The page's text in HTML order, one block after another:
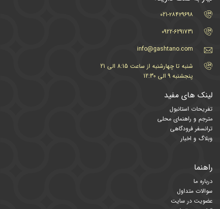
021-۲۸۴۲۹۶۹۸
0922-6291731
info@gashtano.com
شنبه تا چهارشنبه از ساعت 8:15 الی 21
پنجشنبه 9 الی 12:30
لینک های مفید
تفریحات استانبول
مترجم و راهنمای محلی
ترانسفر فرودگاهی
وبلاگ و اخبار
راهنما
درباره ما
سوالات متداول
عضویت در سایت